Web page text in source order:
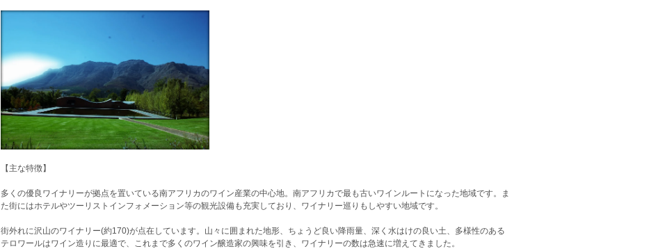
【主な特徴】
多くの優良ワイナリーが拠点を置いている南アフリカのワイン産業の中心地。南アフリカで最も古いワインルートになった地域です。ま
た街にはホテルやツーリストインフォメーション等の観光設備も充実しており、ワイナリー巡りもしやすい地域です。
街外れに沢山のワイナリー(約170)が点在しています。山々に囲まれた地形、ちょうど良い降雨量、深く水はけの良い土、多様性のある
テロワールはワイン造りに最適で、これまで多くのワイン醸造家の興味を引き、ワイナリーの数は急速に増えてきました。